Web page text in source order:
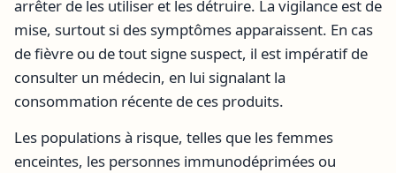
arrêter de les utiliser et les détruire. La vigilance est de
mise, surtout si des symptômes apparaissent. En cas
de fièvre ou de tout signe suspect, il est impératif de
consulter un médecin, en lui signalant la
consommation récente de ces produits.
Les populations à risque, telles que les femmes
enceintes, les personnes immunodéprimées ou